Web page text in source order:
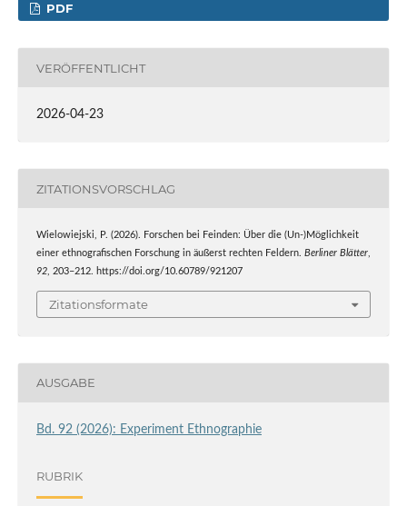
PDF
VERÖFFENTLICHT
2026-04-23
ZITATIONSVORSCHLAG
Wielowiejski, P. (2026). Forschen bei Feinden: Über die (Un-)Möglichkeit
einer ethnografischen Forschung in äußerst rechten Feldern. Berliner Blätter,
92, 203–212. https://doi.org/10.60789/921207
Zitationsformate
AUSGABE
Bd. 92 (2026): Experiment Ethnographie
RUBRIK